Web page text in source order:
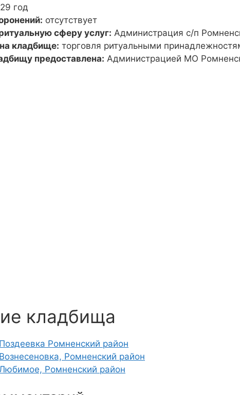
год
отсутствует
сферу услуг: Администрация с/п
кладбище: торговля ритуальными
предоставлена: Администрацией МО
кладбища
Ромненский район
Ромненский район
Ромненский район